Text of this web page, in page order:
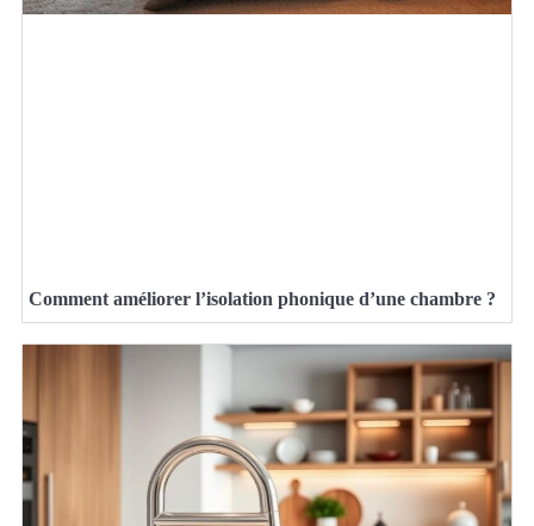
Comment améliorer l’isolation phonique d’une chambre ?